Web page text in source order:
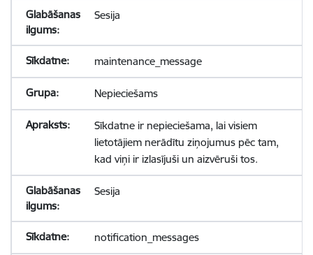
Sesija
maintenance_message
Nepieciešams
Sīkdatne ir nepieciešama, lai visiem
lietotājiem nerādītu ziņojumus pēc tam,
kad viņi ir izlasījuši un aizvēruši tos.
Sesija
notification_messages